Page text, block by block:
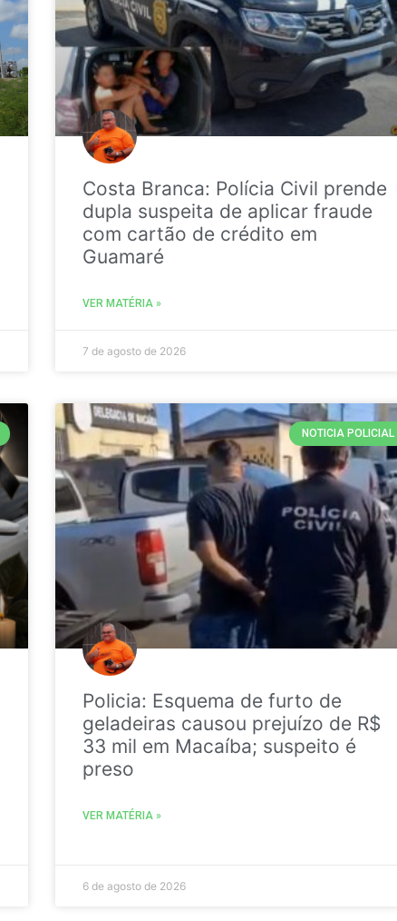
Costa Branca: Polícia Civil prende
dupla suspeita de aplicar fraude
com cartão de crédito em
Guamaré
VER MATÉRIA »
7 de agosto de 2026
NOTICIA POLICIAL
Policia: Esquema de furto de
geladeiras causou prejuízo de R$
33 mil em Macaíba; suspeito é
preso
VER MATÉRIA »
6 de agosto de 2026